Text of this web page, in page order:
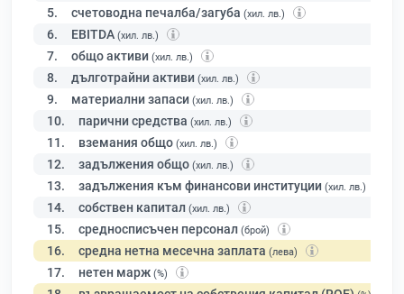
5. счетоводна печалба/загуба (хил. лв.)
6. EBITDA (хил. лв.)
7. общо активи (хил. лв.)
8. дълготрайни активи (хил. лв.)
9. материални запаси (хил. лв.)
10. парични средства (хил. лв.)
11. вземания общо (хил. лв.)
12. задължения общо (хил. лв.)
13. задължения към финансови институции (хил. лв.)
14. собствен капитал (хил. лв.)
15. средносписъчен персонал (брой)
16. средна нетна месечна заплата (лева)
17. нетен марж (%)